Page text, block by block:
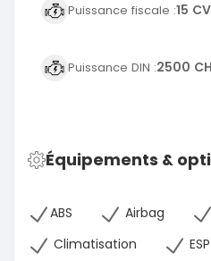
Puissance fiscale :15 CV
Puissance DIN :2500 CH
Équipements &
ABS Airbag
Climatisation
ESP